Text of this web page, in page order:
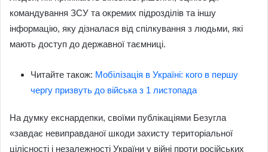
командування ЗСУ та окремих підрозділів та іншу
інформацію, яку дізналася від спілкування з людьми, які
мають доступ до державної таємниці.
Читайте також: Мобілізація в Україні: кого в першу
чергу призвуть до війська з 1 листопада
На думку екснардепки, своїми публікаціями Безугла
«завдає невиправданої шкоди захисту територіальної
цілісності і незалежності України у війні проти російських